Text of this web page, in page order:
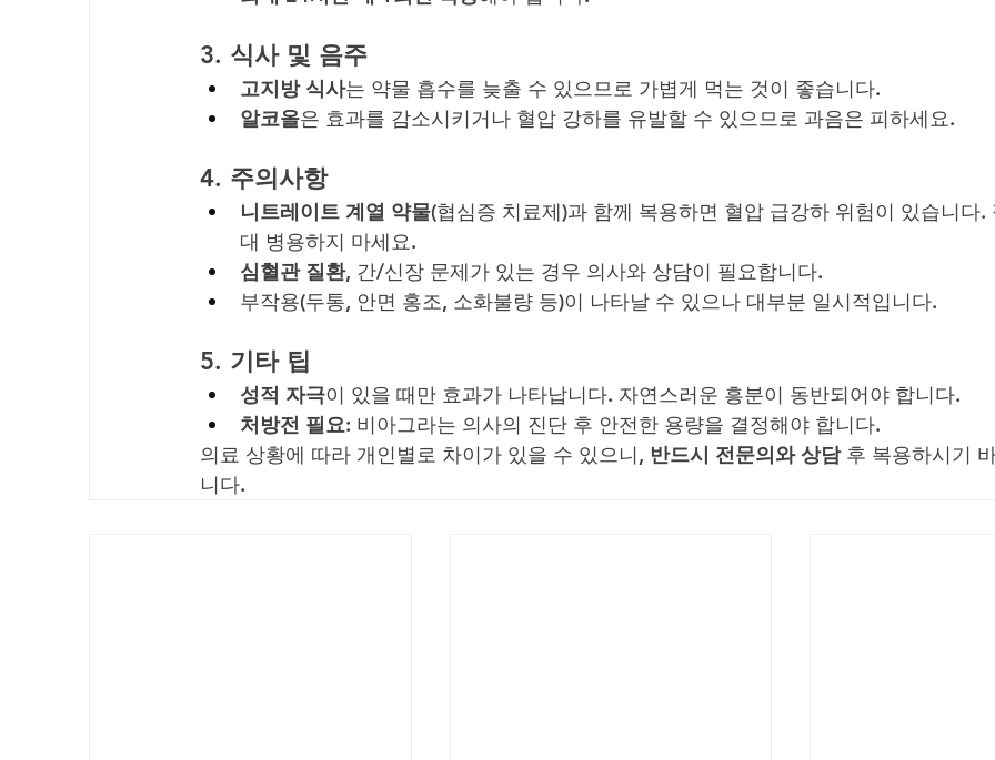
3. 식사 및 음주
고지방 식사는 약물 흡수를 늦출 수 있으므로 가볍게 먹는 것이 좋습니다.
알코올은 효과를 감소시키거나 혈압 강하를 유발할 수 있으므로 과음은 피하세요.
4. 주의사항
니트레이트 계열 약물(협심증 치료제)과 함께 복용하면 혈압 급강하 위험이 있습니다.
대 병용하지 마세요.
심혈관 질환, 간/신장 문제가 있는 경우 의사와 상담이 필요합니다.
부작용(두통, 안면 홍조, 소화불량 등)이 나타날 수 있으나 대부분 일시적입니다.
5. 기타 팁
성적 자극이 있을 때만 효과가 나타납니다. 자연스러운 흥분이 동반되어야 합니다.
처방전 필요: 비아그라는 의사의 진단 후 안전한 용량을 결정해야 합니다.
의료 상황에 따라 개인별로 차이가 있을 수 있으니, 반드시 전문의와 상담 후 복용하시기
니다.